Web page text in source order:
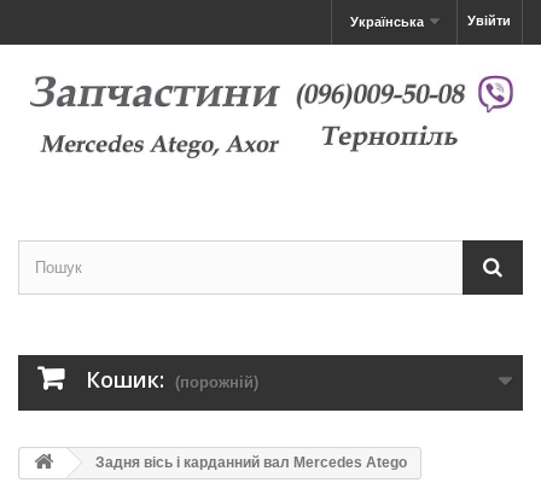
Увійти
Українська
Кошик: (порожній)
Задня вісь і карданний вал Mercedes Atego